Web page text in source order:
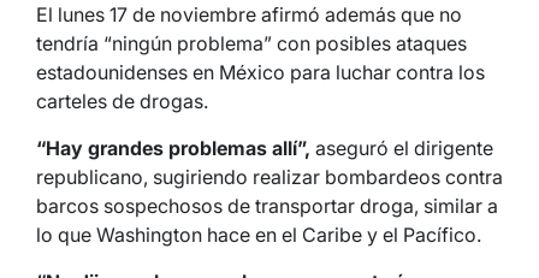
El lunes 17 de noviembre afirmó además que no
tendría “ningún problema” con posibles ataques
estadounidenses en México para luchar contra los
carteles de drogas.
“Hay grandes problemas allí”, aseguró el dirigente
republicano, sugiriendo realizar bombardeos contra
barcos sospechosos de transportar droga, similar a
lo que Washington hace en el Caribe y el Pacífico.